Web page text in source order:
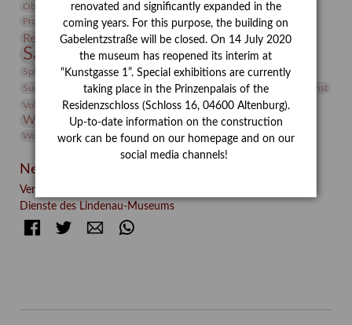
Objekt im Fokus
Paul Klee Peter Schnürpel Phelloplastik
Pohlhof
Provenienz
Provenienzforschung
Restaurierung Restitution Rudi Lesser Ruth Wolf-Rehfeld
Sammlung Samstagszeichner Skulptur
Sonderausstellung
Sphinx
studio Studio Bildende Kunst
studioDIGITAL
Suermondt-Ludwig-Museum
Vermittlung Video
Videokunst
Volontariat
Walter Rheiner Weihnachten Werefkin
Werkbetrachtung Winter Wissenschaft
Wolf and Dog
Wolf und Hund
Zirkuswoche
Neueste Beiträge
Verschenkt, verkauft, vergessen? – Kunstdetektivinnen im
Dienste des Lindenau-Museums
FacebookTwitter E-mail
renovated and significantly expanded in the
coming years. For this purpose, the building on
Gabelentzstraße will be closed. On 14 July 2020
the museum has reopened its interim at
“Kunstgasse 1”. Special exhibitions are currently
taking place in the Prinzenpalais of the
Residenzschloss (Schloss 16, 04600 Altenburg).
Up-to-date information on the construction
work can be found on our homepage and on our
social media channels!